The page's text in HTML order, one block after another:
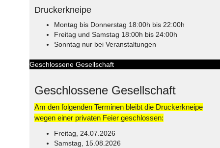
Druckerkneipe
Montag bis Donnerstag 18:00h bis 22:00h
Freitag und Samstag 18:00h bis 24:00h
Sonntag nur bei Veranstaltungen
Geschlossene Gesellschaft
Geschlossene Gesellschaft
Am den folgenden Terminen bleibt die Druckerkneipe
wegen einer privaten Feier geschlossen:
Freitag, 24.07.2026
Samstag, 15.08.2026